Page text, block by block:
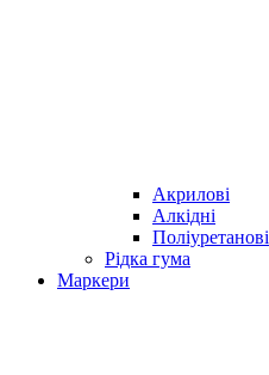
Акрилові
Алкідні
Поліуретанові
Рідка гума
Маркери